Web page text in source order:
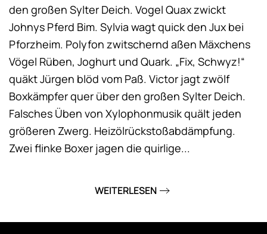
den großen Sylter Deich. Vogel Quax zwickt
Johnys Pferd Bim. Sylvia wagt quick den Jux bei
Pforzheim. Polyfon zwitschernd aßen Mäxchens
Vögel Rüben, Joghurt und Quark. „Fix, Schwyz!“
quäkt Jürgen blöd vom Paß. Victor jagt zwölf
Boxkämpfer quer über den großen Sylter Deich.
Falsches Üben von Xylophonmusik quält jeden
größeren Zwerg. Heizölrückstoßabdämpfung.
Zwei flinke Boxer jagen die quirlige...
WEITERLESEN